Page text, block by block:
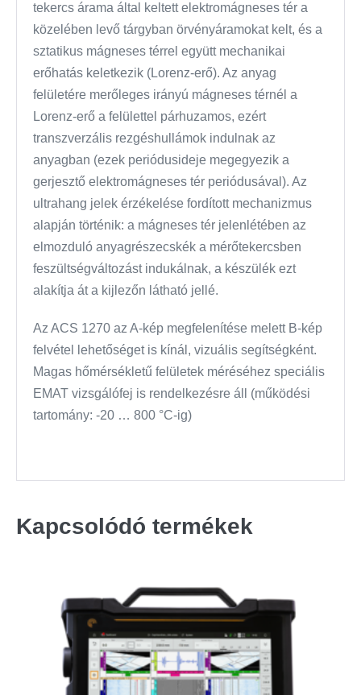
tekercs árama által keltett elektromágneses tér a
közelében levő tárgyban örvényáramokat kelt, és a
sztatikus mágneses térrel együtt mechanikai
erőhatás keletkezik (Lorenz-erő). Az anyag
felületére merőleges irányú mágneses térnél a
Lorenz-erő a felülettel párhuzamos, ezért
transzverzális rezgéshullámok indulnak az
anyagban (ezek periódusideje megegyezik a
gerjesztő elektromágneses tér periódusával). Az
ultrahang jelek érzékelése fordított mechanizmus
alapján történik: a mágneses tér jelenlétében az
elmozduló anyagrészecskék a mérőtekercsben
feszültségváltozást indukálnak, a készülék ezt
alakítja át a kijlezőn látható jellé.
Az ACS 1270 az A-kép megfelenítése melett B-kép
felvétel lehetőséget is kínál, vizuális segítségként.
Magas hőmérsékletű felületek méréséhez speciális
EMAT vizsgálófej is rendelkezésre áll (működési
tartomány: -20 … 800 °C-ig)
Kapcsolódó termékek